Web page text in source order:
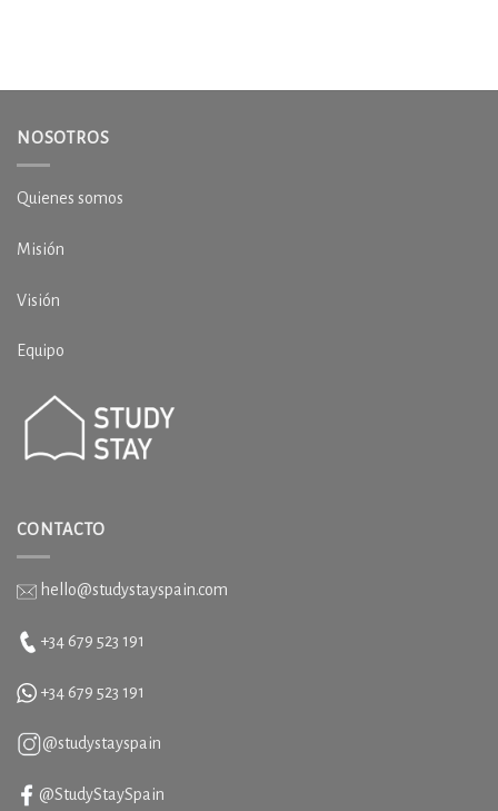
NOSOTROS
Quienes somos
Misión
Visión
Equipo
CONTACTO
hello@studystayspain.com
+34 679 523 191
+34 679 523 191
@studystayspain
@StudyStaySpain